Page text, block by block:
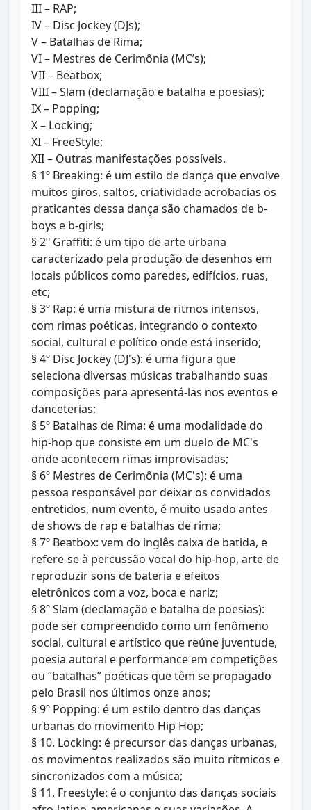
III – RAP;
IV – Disc Jockey (DJs);
V – Batalhas de Rima;
VI – Mestres de Cerimônia (MC’s);
VII – Beatbox;
VIII – Slam (declamação e batalha e poesias);
IX – Popping;
X – Locking;
XI – FreeStyle;
XII – Outras manifestações possíveis.
§ 1º Breaking: é um estilo de dança que envolve
muitos giros, saltos, criatividade acrobacias os
praticantes dessa dança são chamados de b-
boys e b-girls;
§ 2º Graffiti: é um tipo de arte urbana
caracterizado pela produção de desenhos em
locais públicos como paredes, edifícios, ruas,
etc;
§ 3º Rap: é uma mistura de ritmos intensos,
com rimas poéticas, integrando o contexto
social, cultural e político onde está inserido;
§ 4º Disc Jockey (DJ's): é uma figura que
seleciona diversas músicas trabalhando suas
composições para apresentá-las nos eventos e
danceterias;
§ 5º Batalhas de Rima: é uma modalidade do
hip-hop que consiste em um duelo de MC's
onde acontecem rimas improvisadas;
§ 6º Mestres de Cerimônia (MC's): é uma
pessoa responsável por deixar os convidados
entretidos, num evento, é muito usado antes
de shows de rap e batalhas de rima;
§ 7º Beatbox: vem do inglês caixa de batida, e
refere-se à percussão vocal do hip-hop, arte de
reproduzir sons de bateria e efeitos
eletrônicos com a voz, boca e nariz;
§ 8º Slam (declamação e batalha de poesias):
pode ser compreendido como um fenômeno
social, cultural e artístico que reúne juventude,
poesia autoral e performance em competições
ou “batalhas” poéticas que têm se propagado
pelo Brasil nos últimos onze anos;
§ 9º Popping: é um estilo dentro das danças
urbanas do movimento Hip Hop;
§ 10. Locking: é precursor das danças urbanas,
os movimentos realizados são muito rítmicos e
sincronizados com a música;
§ 11. Freestyle: é o conjunto das danças sociais